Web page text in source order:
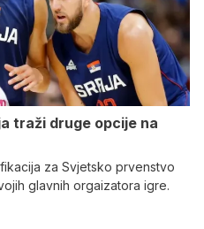
traži druge opcije na
za Svjetsko prvenstvo
glavnih orgaizatora igre.